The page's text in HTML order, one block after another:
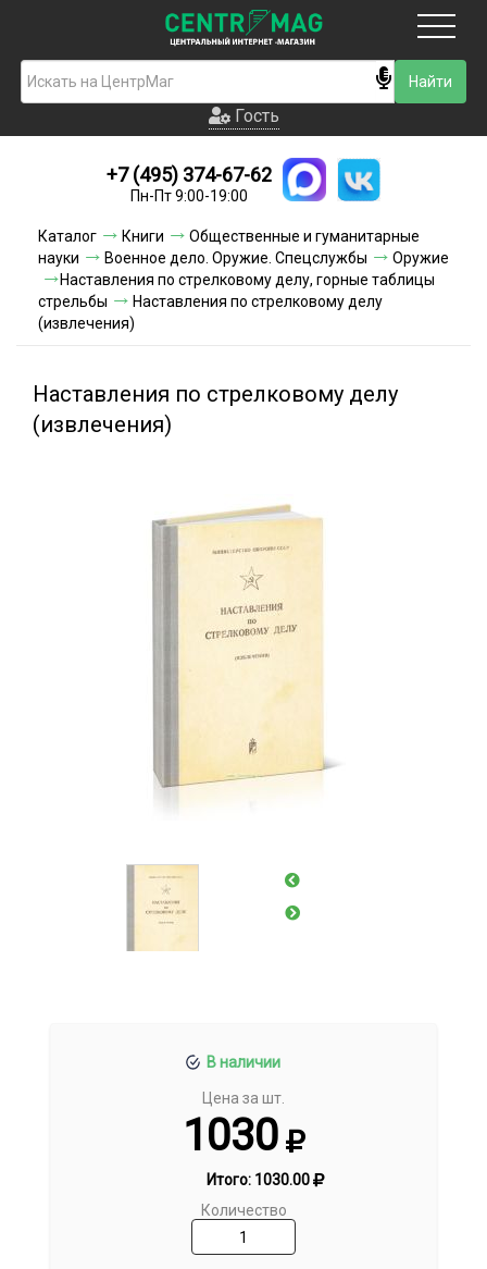
Гость
Новинки
Условия доставки
Условия оплаты
Гость
+7 (495) 374-67-62
Пн-Пт 9:00-19:00
Каталог Книги
Общественные и гуманитарные
науки
Военное дело. Оружие. Спецслужбы
Оружие
Наставления по стрелковому делу, горные таблицы
стрельбы
Наставления по стрелковому делу
(извлечения)
Наставления по стрелковому делу
(извлечения)
В наличии
Цена за шт.
1030
Итого: 1030.00
Количество